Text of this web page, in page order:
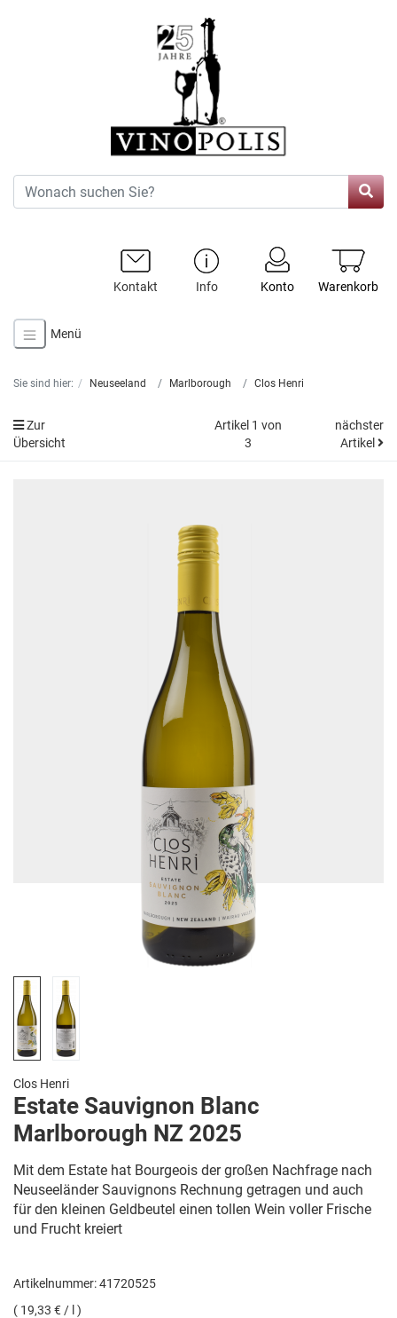
Warenkorb
Konto
Info
Kontakt
Menü
Sie sind hier: Neuseeland Marlborough Clos Henri
Zur
Übersicht
Artikel 1 von
3
nächster
Artikel
Clos Henri
Estate Sauvignon Blanc
Marlborough NZ 2025
Mit dem Estate hat Bourgeois der großen Nachfrage nach
Neuseeländer Sauvignons Rechnung getragen und auch
für den kleinen Geldbeutel einen tollen Wein voller Frische
und Frucht kreiert
Artikelnummer: 41720525
( 19,33 € / l )